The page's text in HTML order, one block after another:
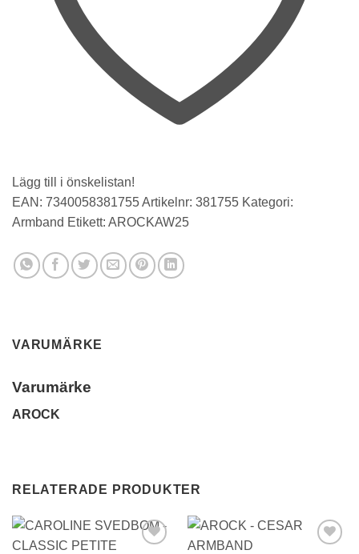
Lägg till i önskelistan!
EAN: 7340058381755Artikelnr: 381755 Kategori:
Armband Etikett: AROCKAW25
VARUMÄRKE
Varumärke
AROCK
RELATERADE PRODUKTER